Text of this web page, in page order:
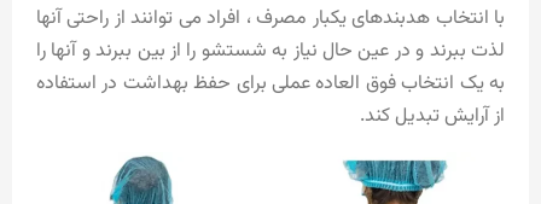
با انتخاب هدبندهای یکبار مصرف ، افراد می توانند از راحتی آنها
لذت ببرند و در عین حال نیاز به شستشو را از بین ببرند و آنها را
به یک انتخاب فوق العاده عملی برای حفظ بهداشت در استفاده
از آرایش تبدیل کند.